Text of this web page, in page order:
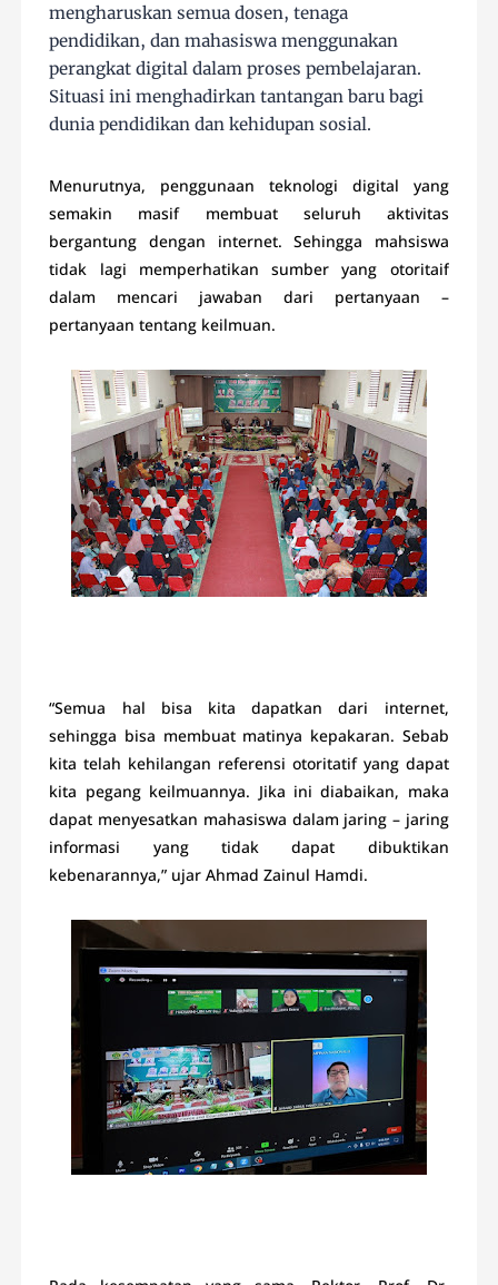
mengharuskan semua dosen, tenaga
pendidikan, dan mahasiswa menggunakan
perangkat digital dalam proses pembelajaran.
Situasi ini menghadirkan tantangan baru bagi
dunia pendidikan dan kehidupan sosial.
Menurutnya, penggunaan teknologi digital yang
semakin masif membuat seluruh aktivitas
bergantung dengan internet. Sehingga mahsiswa
tidak lagi memperhatikan sumber yang otoritaif
dalam mencari jawaban dari pertanyaan –
pertanyaan tentang keilmuan.
“Semua hal bisa kita dapatkan dari internet,
sehingga bisa membuat matinya kepakaran. Sebab
kita telah kehilangan referensi otoritatif yang dapat
kita pegang keilmuannya. Jika ini diabaikan, maka
dapat menyesatkan mahasiswa dalam jaring – jaring
informasi yang tidak dapat dibuktikan
kebenarannya,” ujar Ahmad Zainul Hamdi.